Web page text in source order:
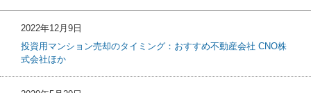
2022年12月9日
投資用マンション売却のタイミング：おすすめ不動産会社 CNO株
式会社ほか